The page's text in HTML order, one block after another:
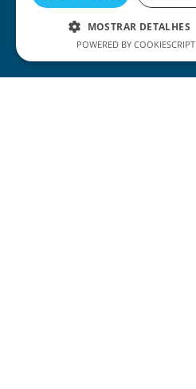
MOSTRAR DETALHES
POWERED BY COOKIESCRIPT